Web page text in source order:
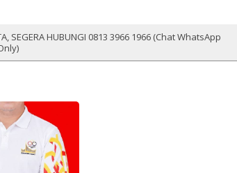
SEGERA HUBUNGI 0813 3966 1966 (Chat WhatsApp